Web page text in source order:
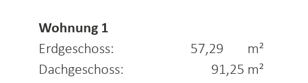
Wohnung 1
Erdgeschoss: 57,29
m²
Dachgeschoss:
91,25 m²